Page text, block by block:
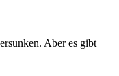
Aber es gibt